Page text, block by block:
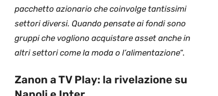
pacchetto azionario che coinvolge tantissimi
settori diversi. Quando pensate ai fondi sono
gruppi che vogliono acquistare asset anche in
altri settori come la moda o l’alimentazione“.
Zanon a TV Play: la rivelazione su